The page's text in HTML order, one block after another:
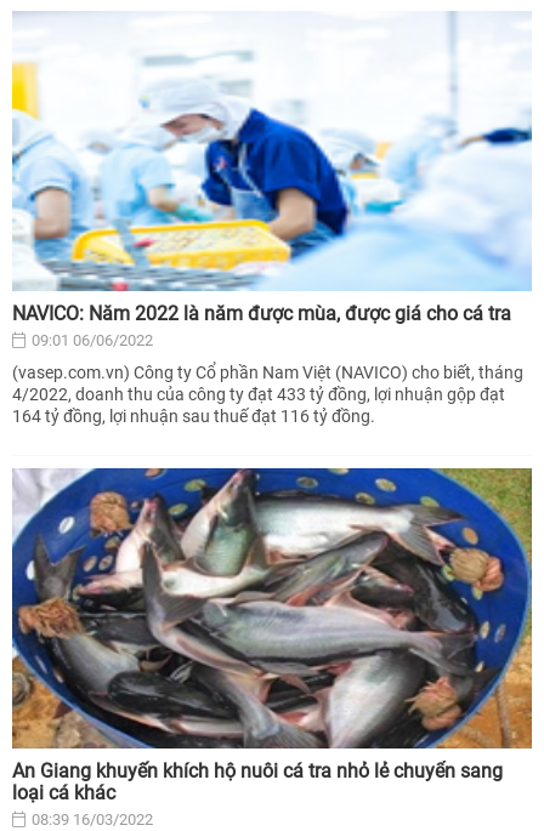
NAVICO: Năm 2022 là năm được mùa, được giá cho cá tra
09:01 06/06/2022
(vasep.com.vn) Công ty Cổ phần Nam Việt (NAVICO) cho biết, tháng
4/2022, doanh thu của công ty đạt 433 tỷ đồng, lợi nhuận gộp đạt
164 tỷ đồng, lợi nhuận sau thuế đạt 116 tỷ đồng.
An Giang khuyến khích hộ nuôi cá tra nhỏ lẻ chuyển sang
loại cá khác
08:39 16/03/2022